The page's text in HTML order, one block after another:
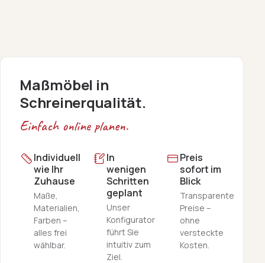
Maßmöbel in
Schreinerqualität.
Einfach online planen.
Individuell
wie Ihr
Zuhause
Maße,
Materialien,
Farben –
alles frei
wählbar.
In
wenigen
Schritten
geplant
Unser
Konfigurator
führt Sie
intuitiv zum
Ziel.
Preis
sofort im
Blick
Transparente
Preise –
ohne
versteckte
Kosten.